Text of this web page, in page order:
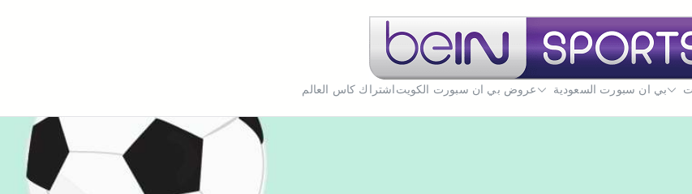
بي ان سبورت الكويت
تجديد اشتراك بي ان سبورت اون لاين الكويت - bein sport kuwait بي ان سبورت السعودية عروض بي ان سبورت الكويتاشتراك كاس العالم